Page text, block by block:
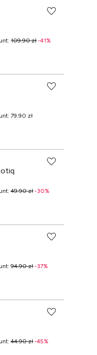
:109.90 zł-41%
:79.90 zł
:49.90 zł-30%
:94.90 zł-37%
:44.90 zł-45%